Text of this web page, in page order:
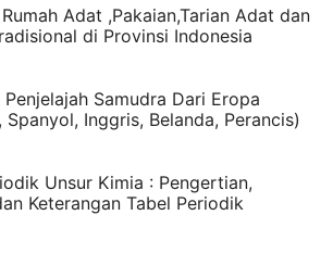
Adat ,Pakaian,Tarian Adat dan
di Provinsi Indonesia
Samudra Dari Eropa
Inggris, Belanda, Perancis)
Unsur Kimia : Pengertian,
Keterangan Tabel Periodik